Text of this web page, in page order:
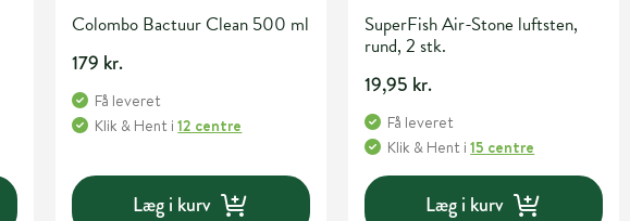
Colombo Bactuur Clean 500 ml
179 kr.
Få leveret
Klik & Hent i12 centre
Læg i kurv
SuperFish Air-Stone luftsten,
rund, 2 stk.
19,95 kr.
Få leveret
Klik & Hent i15 centre
Læg i kurv